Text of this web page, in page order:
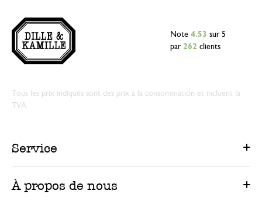
Note 4.53 sur 5
par 262 clients
Tous les prix indiqués sont des prix à la consommation et incluent la
TVA.
Service
À propos de nous